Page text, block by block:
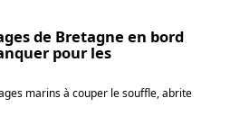
de Bretagne en bord
pour les
marins à couper le souffle, abrite